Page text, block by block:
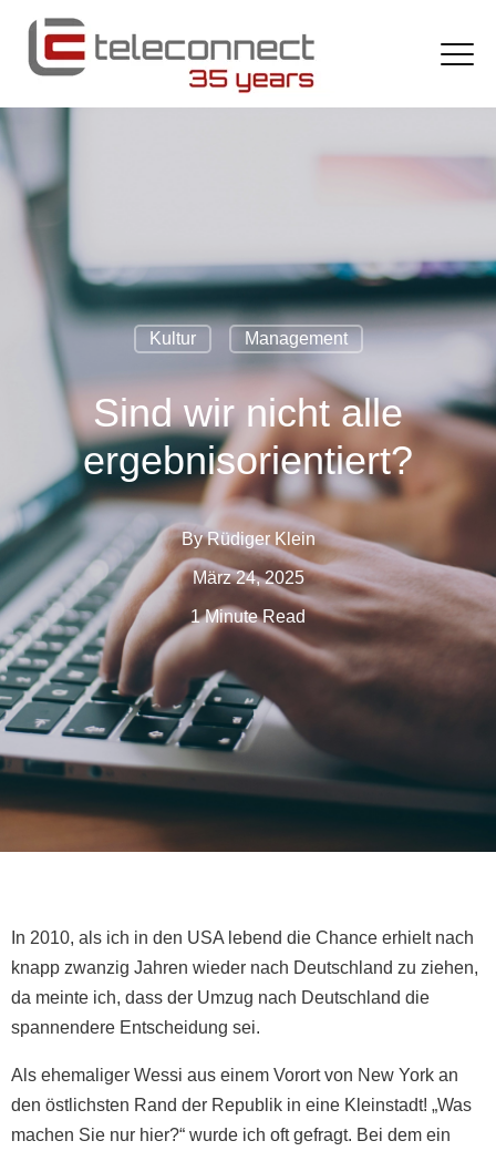
Kultur Management
Sind wir nicht alle
ergebnisorientiert?
ByRüdiger Klein
März 24, 2025
1 Minute Read
In 2010, als ich in den USA lebend die Chance erhielt nach
knapp zwanzig Jahren wieder nach Deutschland zu ziehen,
da meinte ich, dass der Umzug nach Deutschland die
spannendere Entscheidung sei.
Als ehemaliger Wessi aus einem Vorort von New York an
den östlichsten Rand der Republik in eine Kleinstadt! „Was
machen Sie nur hier?“ wurde ich oft gefragt. Bei dem ein